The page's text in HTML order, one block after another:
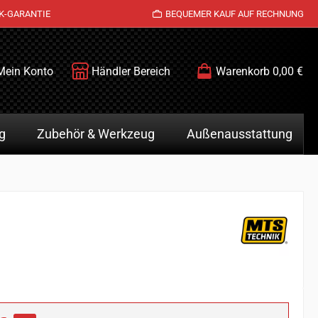
GARANTIE BEQUEMER KAUF AUF RECHNUNG
Konto Händler Bereich Warenkorb 0,00 €
Zubehör & Werkzeug Außenausstattung